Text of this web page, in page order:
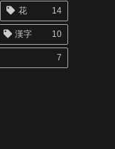
花 14
漢字 10
7